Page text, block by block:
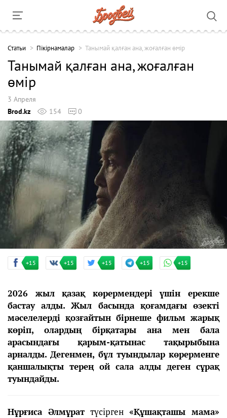
Cтатьи Пікірнамалар Танымай қалған ана, жоғалған өмір
Танымай қалған ана, жоғалған
өмір
3 Апреля
Brod.kz
154 0
+15 +15 +15 +15 +15
2026 жыл қазақ көрермендері үшін ерекше
бастау алды. Жыл басында қоғамдағы өзекті
мәселелерді қозғайтын бірнеше фильм жарық
көріп, олардың бірқатары ана мен бала
арасындағы қарым-қатынас тақырыбына
арналды. Дегенмен, бұл туындылар көрерменге
қаншалықты терең ой сала алды деген сұрақ
туындайды.
Нұрғиса Әлмұрат түсірген «Құшақташы мама»